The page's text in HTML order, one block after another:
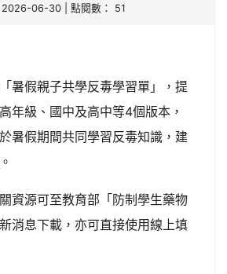
2026-06-30 | 點閱數： 51
暑假親子共學反毒學習單」，提
年級、國中及高中等4個版本，
暑假期間共同學習反毒知識，建
資源可至教育部「防制學生藥物
消息下載，亦可直接使用線上填